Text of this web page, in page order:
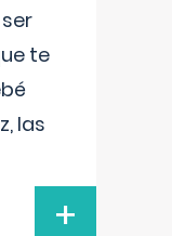
te
las
+